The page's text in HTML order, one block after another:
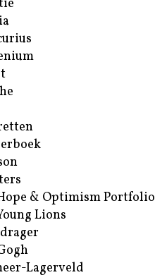
& Optimism Portfolio
Lions
Lagerveld